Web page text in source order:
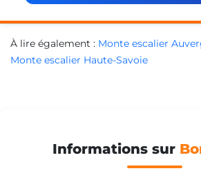
À lire également : Monte escalier
Monte escalier Haute-Savoie
Informations sur